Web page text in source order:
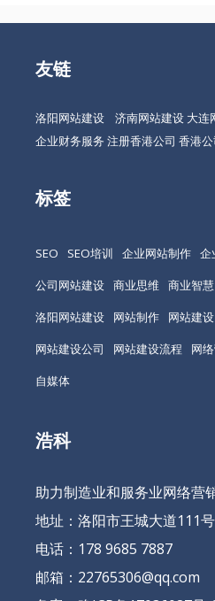
友链
洛阳网站建设 济南网站建设 大连
企业财务服务 注册香港公司 香港
标签
SEO SEO培训 企业网站制作 企
公司网站建设 商业思维 商业智慧
洛阳网站建设
网站制作 网站建设
网站建设公司
网站建设流程 网
自媒体
浩科
助力制造业和服务业网络营
地址：洛阳市王城大道111号
电话：178 9685 7887
邮箱：22765306@qq.com